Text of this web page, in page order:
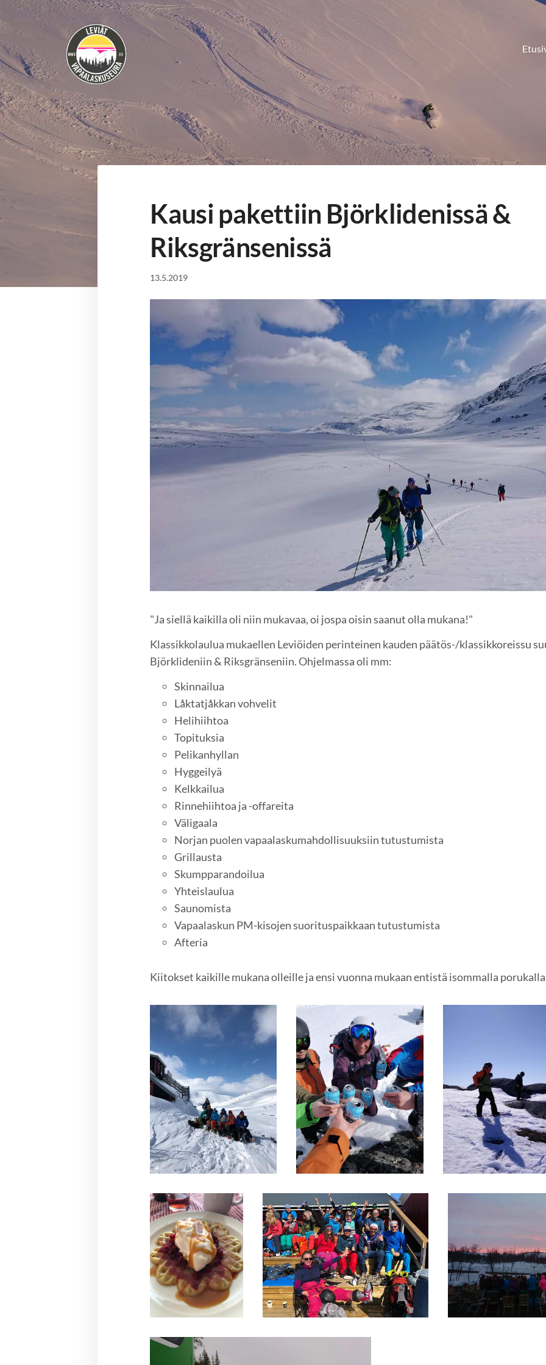
Siirry
sivun
sisältöön
Vapaalaskuseura Leviät ry
Kausi pakettiin Björklidenissä &
Riksgränsenissä
13.5.2019
"Ja siellä kaikilla oli niin mukavaa, oi jospa oisin saanut olla mukana!"
Klassikkolaulua mukaellen Leviöiden perinteinen kauden päätös-/klassikkoreissu
Björklideniin & Riksgränseniin. Ohjelmassa oli mm:
Skinnailua
Låktatjåkkan vohvelit
Helihiihtoa
Topituksia
Pelikanhyllan
Hyggeilyä
Kelkkailua
Rinnehiihtoa ja -offareita
Väligaala
Norjan puolen vapaalaskumahdollisuuksiin tutustumista
Grillausta
Skumpparandoilua
Yhteislaulua
Saunomista
Vapaalaskun PM-kisojen suorituspaikkaan tutustumista
Afteria
Kiitokset kaikille mukana olleille ja ensi vuonna mukaan entistä isommalla